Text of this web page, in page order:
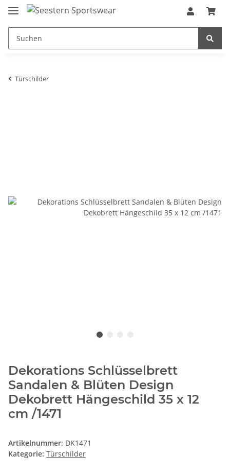
Türschilder
Dekorations Schlüsselbrett
Sandalen & Blüten Design
Dekobrett Hängeschild 35 x 12
cm /1471
Artikelnummer: DK1471
Kategorie: Türschilder